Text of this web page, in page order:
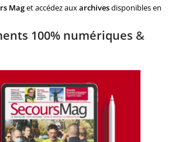
Maget accédez auxarchivesdisponibles en
100% numériques &